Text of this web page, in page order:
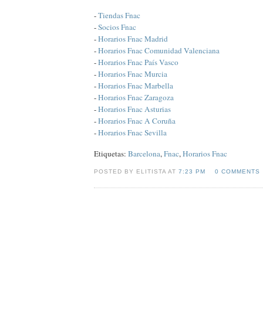
-Tiendas Fnac
-Socios Fnac
-Horarios Fnac Madrid
-Horarios Fnac Comunidad Valenciana
-Horarios Fnac País Vasco
-Horarios Fnac Murcia
-Horarios Fnac Marbella
-Horarios Fnac Zaragoza
-Horarios Fnac Asturias
-Horarios Fnac A Coruña
-Horarios Fnac Sevilla
Etiquetas: Barcelona,Fnac,Horarios Fnac
POSTED BY ELITISTA AT7:23 PM 0 COMMENTS